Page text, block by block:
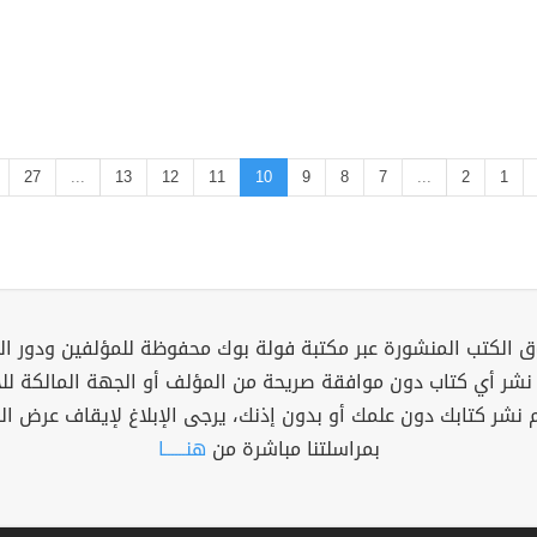
1
2
...
7
8
9
10
11
12
13
...
27
الكتب المنشورة عبر مكتبة فولة بوك محفوظة للمؤلفين ودور
نشر أي كتاب دون موافقة صريحة من المؤلف أو الجهة المالكة
نشر كتابك دون علمك أو بدون إذنك، يرجى الإبلاغ لإيقاف عرض
بمراسلتنا مباشرة من هنــــــا